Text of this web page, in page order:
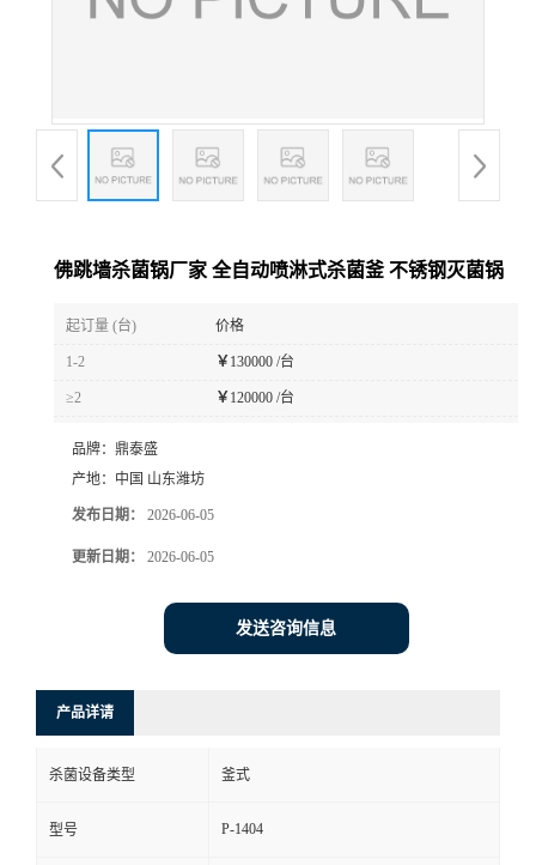
佛跳墙杀菌锅厂家 全自动喷淋式杀菌釜 不锈钢灭菌锅
起订量 (台) 价格
1-2 ￥ 130000 /台
≥2 ￥ 120000 /台
品牌： 鼎泰盛
产地： 中国 山东潍坊
发布日期： 2026-06-05
更新日期： 2026-06-05
发送咨询信息
产品详请
杀菌设备类型 釜式
型号 P-1404